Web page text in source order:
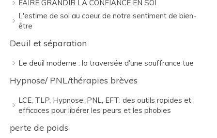
FAIRE GRANDIR LA CONFIANCE EN SOI
L'estime de soi au coeur de notre sentiment de bien-
être
Deuil et séparation
Le deuil moderne : la traversée d'une souffrance tue
Hypnose/ PNL/thérapies brèves
LCE, TLP, Hypnose, PNL, EFT: des outils rapides et
efficaces pour libérer les peurs et les phobies
perte de poids